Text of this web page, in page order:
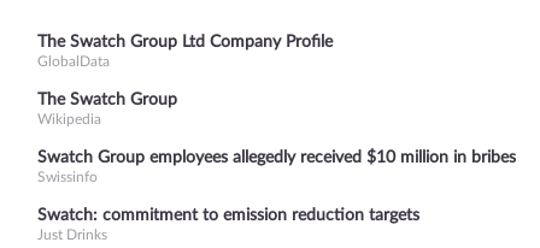
The Swatch Group Ltd Company Profile
GlobalData
The Swatch Group
Wikipedia
Swatch Group employees allegedly received $10 million in bribes
Swissinfo
Swatch: commitment to emission reduction targets
Just Drinks